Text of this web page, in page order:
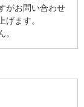
がお問い合わせ
ます。